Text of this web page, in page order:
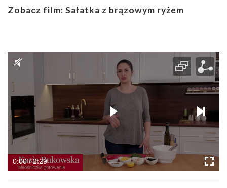
Zobacz film: Sałatka z brązowym ryżem
0:00 / 2:29